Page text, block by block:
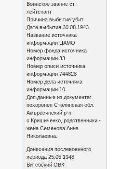
Воинское звание ст.
лейтенант
Причина выбытия убит
Дата выбытия 30.08.1943
Название источника
информации ЦАМО
Номер фонда источника
информации 33
Номер описи источника
информации 744828
Номер дела источника
информации 10.
Доп.данные из документа:
похоронен Сталинская обл.
Амвросинский р-н
с.Кришиченко, родственники -
жена Семенова Анна
Николаевна.
Донесения послевоенного
периода 25.05.1948
Витебский ОВК